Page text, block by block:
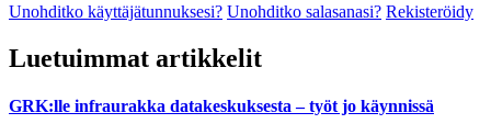
Unohditko käyttäjätunnuksesi? Unohditko salasanasi? Rekisteröidy
Luetuimmat artikkelit
GRK:lle infraurakka datakeskuksesta – työt jo käynnissä